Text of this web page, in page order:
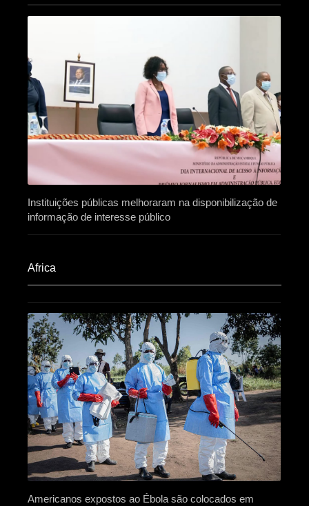
Instituições públicas melhoraram na disponibilização de
informação de interesse público
Africa​
Americanos expostos ao Ébola são colocados em